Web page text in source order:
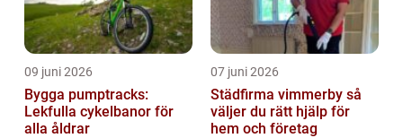
09 juni 2026
Bygga pumptracks:
Lekfulla cykelbanor för
alla åldrar
07 juni 2026
Städfirma vimmerby så
väljer du rätt hjälp för
hem och företag